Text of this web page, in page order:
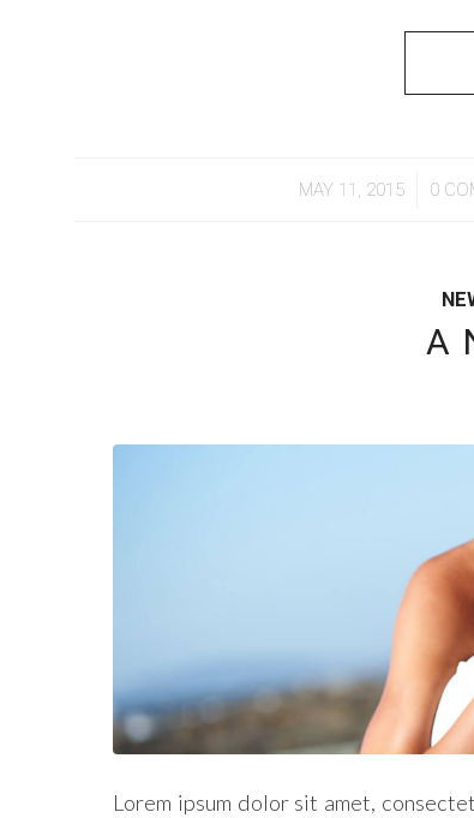
MAY 11, 2015
/ 0
A
Lorem ipsum dolor sit amet,